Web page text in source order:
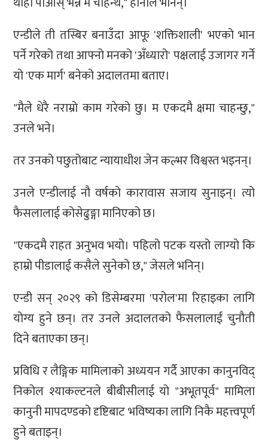
एन्डीले ती तस्बिर बनाउँदा आफू 'शक्तिशाली' भएको भान
पर्ने गरेको तथा आफ्नो मनको 'अँध्यारो' पक्षलाई उजागर गर्ने
यो 'एक मार्ग' बनेको अदालतमा बताए।
"मैले धेरै नराम्रो काम गरेको छु। म एकदमै क्षमा चाहन्छु,"
उनले भने।
तर उनको पछुतोबाट न्यायाधीश जेन कल्भर विश्वस्त भइनन्।
उनले एन्डीलाई नौ वर्षको कारावास सजाय सुनाइन्। त्यो
फैसलालाई कोसेढुङ्गा मानिएको छ।
"एकदमै राहत अनुभव भयो। पहिलो पटक यस्तो लाग्यो कि
हाम्रो पीडालाई कसैले सुनेको छ," जेसले भनिन्।
एन्डी सन् २०२९ को डिसेम्बरमा 'परोल'मा रिहाइका लागि
योग्य हुने छन्। तर उनले अदालतको फैसलालाई चुनौती
दिने बताएका छन्।
प्रविधि र लैङ्गिक मामिलाको अध्ययन गर्दै आएका कानुनविद्
निकोल श्याकल्टनले बीबीसीलाई यो "अभूतपूर्व" मामिला
कानुनी मापदण्डको दृष्टिबाट भविष्यका लागि निकै महत्त्वपूर्ण
हुने बताइन्।